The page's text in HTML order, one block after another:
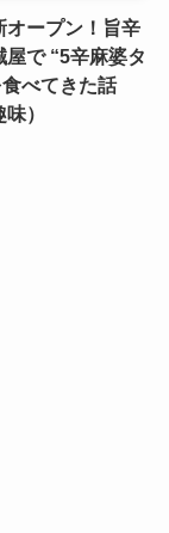
オープン！旨辛
屋で “5辛麻婆タ
べてきた話
）